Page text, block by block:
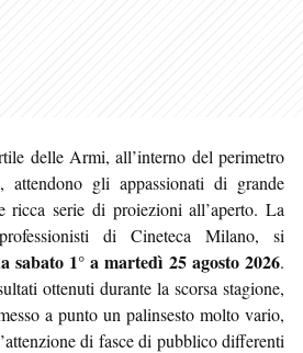
delle Armi, all’interno del perimetro
, attendono gli appassionati di grande
ricca serie di proiezioni all’aperto. La
di Cineteca Milano, si
sabato 1° a martedì 25 agosto 2026.
ottenuti durante la scorsa stagione,
a punto un palinsesto molto vario,
di fasce di pubblico differenti